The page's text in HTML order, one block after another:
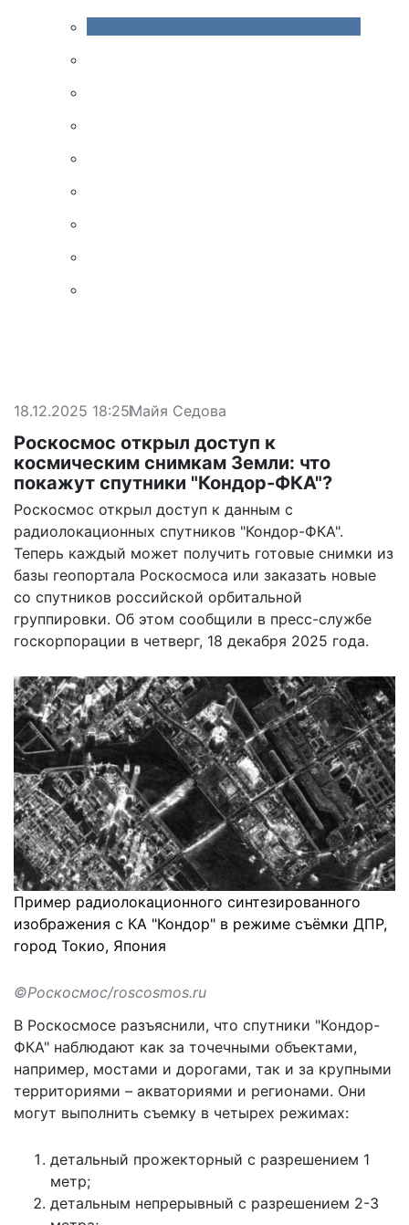
18.12.2025 18:25Майя Седова
Роскосмос открыл доступ к
космическим снимкам Земли: что
покажут спутники "Кондор-ФКА"?
Роскосмос открыл доступ к данным с
радиолокационных спутников "Кондор-ФКА".
Теперь каждый может получить готовые снимки из
базы геопортала Роскосмоса или заказать новые
со спутников российской орбитальной
группировки. Об этом сообщили в пресс-службе
госкорпорации в четверг, 18 декабря 2025 года.
Пример радиолокационного синтезированного
изображения с КА "Кондор" в режиме съёмки ДПР,
город Токио, Япония
©Роскосмос/roscosmos.ru
В Роскосмосе разъяснили, что спутники "Кондор-
ФКА" наблюдают как за точечными объектами,
например, мостами и дорогами, так и за крупными
территориями – акваториями и регионами. Они
могут выполнить съемку в четырех режимах:
детальный прожекторный с разрешением 1
метр;
детальным непрерывный с разрешением 2-3